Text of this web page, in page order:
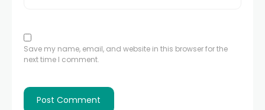
Save my name, email, and website in this browser for the
next time I comment.